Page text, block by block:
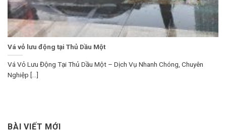
Vá vỏ lưu động tại Thủ Dầu Một
Vá Vỏ Lưu Động Tại Thủ Dầu Một – Dịch Vụ Nhanh Chóng, Chuyên
Nghiệp [...]
BÀI VIẾT MỚI